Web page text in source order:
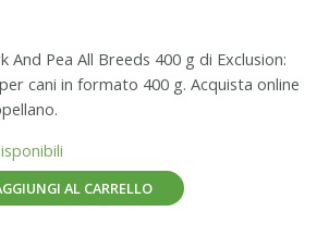
And Pea All Breeds 400 g di Exclusion:
cani in formato 400 g. Acquista online
AL CARRELLO